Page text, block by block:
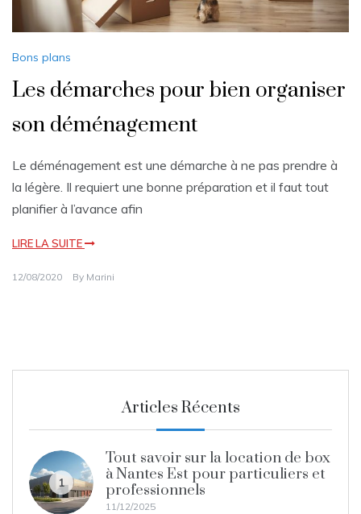
Bons plans
Les démarches pour bien organiser
son déménagement
Le déménagement est une démarche à ne pas prendre à
la légère. Il requiert une bonne préparation et il faut tout
planifier à l’avance afin
LIRE LA SUITE
12/08/2020 By Marini
Articles Récents
1
Tout savoir sur la location de box
à Nantes Est pour particuliers et
professionnels
11/12/2025